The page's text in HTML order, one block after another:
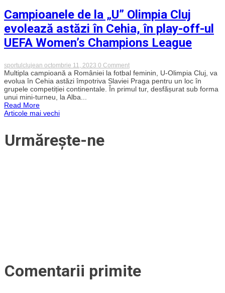
Sebeș
Campioanele de la „U” Olimpia Cluj
evolează astăzi în Cehia, în play-off-ul
UEFA Women’s Champions League
sportulclujean octombrie 11, 2023 0 Commenton
Campioanele
de
la
„U”
Multipla campioană a României la fotbal feminin, U-Olimpia Cluj, va
evolua în Cehia astăzi împotriva Slaviei Praga pentru un loc în
grupele competiției continentale. În primul tur, desfășurat sub forma
unui mini-turneu, la Alba...
Read More
Navigare
în
Articole mai vechi
Urmărește-ne
Comentarii primite